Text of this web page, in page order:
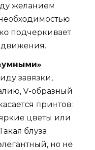
желанием
подчеркивает
движения.
завязки,
V-образный
принтов:
яркие цветы или
блуза
но не